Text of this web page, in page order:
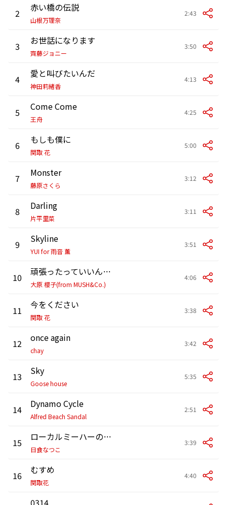
2 赤い橋の伝説
山根万理奈
2:43
3 お世話になります
齊藤ジョニー
3:50
4 愛と叫びたいんだ
神田莉緒香
4:13
5 Come Come
王舟
4:25
6 もしも僕に
関取 花
5:00
7 Monster
藤原さくら
3:12
8 Darling
片平里菜
3:11
9 Skyline
YUI for 雨音 薫
3:51
10 頑張ったっていいんじゃない
大原 櫻子(from MUSH&Co.)
4:06
11 今をください
関取 花
3:38
12 once again
chay
3:42
13 Sky
Goose house
5:35
14 Dynamo Cycle
Alfred Beach Sandal
2:51
15 ローカルミーハーのうた
日食なつこ
3:39
16 むすめ
関取花
4:40
0314